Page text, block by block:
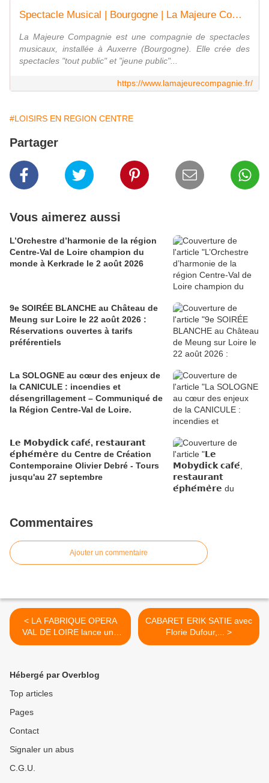
Spectacle Musical | Bourgogne | La Majeure Compagnie
La Majeure Compagnie est une compagnie de spectacles
musicaux, installée à Auxerre (Bourgogne). Elle crée des
spectacles "tout public" et "jeune public"...
https://www.lamajeurecompagnie.fr/
#LOISIRS EN REGION CENTRE
Partager
Vous aimerez aussi
L’Orchestre d’harmonie de la région
Centre-Val de Loire champion du
monde à Kerkrade le 2 août 2026
9e SOIRÉE BLANCHE au Château de
Meung sur Loire le 22 août 2026 :
Réservations ouvertes à tarifs
préférentiels
La SOLOGNE au cœur des enjeux de
la CANICULE : incendies et
désengrillagement – Communiqué de
la Région Centre-Val de Loire.
𝗟𝗲 𝗠𝗼𝗯𝘆𝗱𝗶𝗰𝗸 𝗰𝗮𝗳𝗲́, 𝗿𝗲𝘀𝘁𝗮𝘂𝗿𝗮𝗻𝘁
𝗲́𝗽𝗵𝗲́𝗺𝗲̀𝗿𝗲 du Centre de Création
Contemporaine Olivier Debré - Tours
jusqu'au 27 septembre
Commentaires
Ajouter un commentaire
< LA FABRIQUE OPERA
VAL DE LOIRE lance une
campagne de financement
CABARET ERIK SATIE avec
Florie Dufour,... >
Hébergé par Overblog
Top articles
Pages
Contact
Signaler un abus
C.G.U.